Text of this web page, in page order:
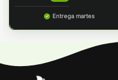
Entrega martes